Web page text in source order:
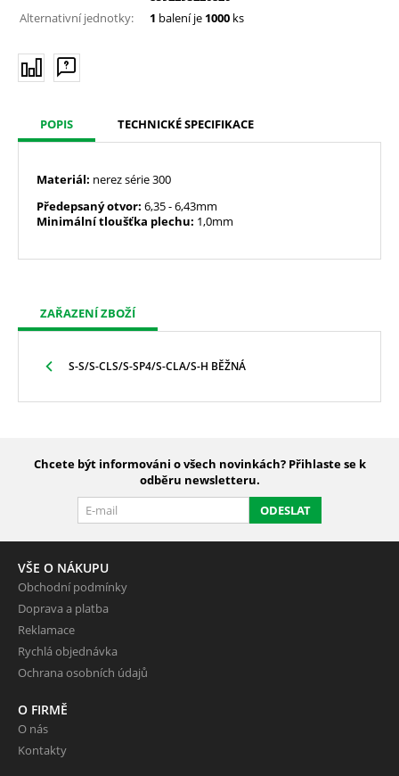
Alternativní jednotky:
1 balení je 1000 ks
POPIS TECHNICKÉ SPECIFIKACE
Materiál: nerez série 300
Předepsaný otvor: 6,35- 6,43mm
Minimální tloušťka plechu: 1,0mm
ZAŘAZENÍ ZBOŽÍ
S-S/S-CLS/S-SP4/S-CLA/S-H BĚŽNÁ
Chcete být informováni o všech novinkách? Přihlaste se k
odběru newsletteru.
ODESLAT
VŠE O NÁKUPU
Obchodní podmínky
Doprava a platba
Reklamace
Rychlá objednávka
Ochrana osobních údajů
O FIRMĚ
O nás
Kontakty